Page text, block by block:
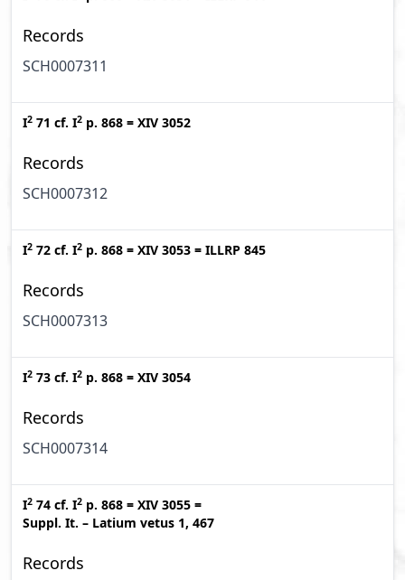
Records
SCH0007311
I2 71 cf. I2 p. 868 = XIV 3052
Records
SCH0007312
I2 72 cf. I2 p. 868 = XIV 3053 = ILLRP 845
Records
SCH0007313
I2 73 cf. I2 p. 868 = XIV 3054
Records
SCH0007314
I2 74 cf. I2 p. 868 = XIV 3055 =
Suppl. It. – Latium vetus 1, 467
Records